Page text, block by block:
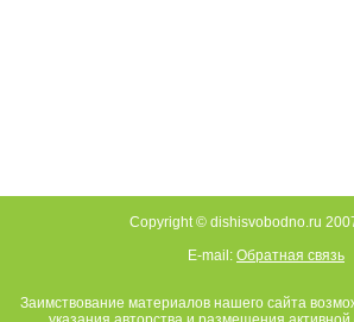
Copyright © dishisvobodno.ru
E-mail: Обратная связь
Заимствование материалов нашего сайта